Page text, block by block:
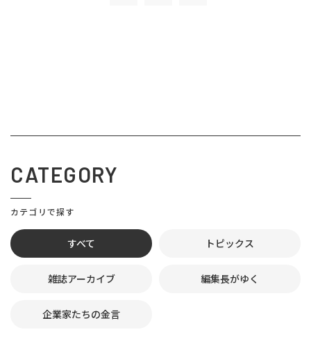
CATEGORY
カテゴリで探す
すべて トピックス
雑誌アーカイブ 編集長がゆく
企業家たちの金言